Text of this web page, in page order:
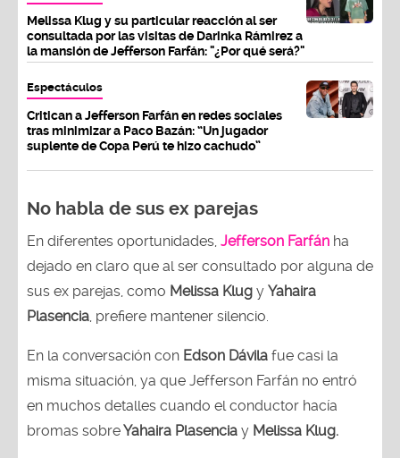
Melissa Klug y su particular reacción al ser
consultada por las visitas de Darinka Rámirez a
la mansión de Jefferson Farfán: "¿Por qué será?"
Espectáculos
Critican a Jefferson Farfán en redes sociales
tras minimizar a Paco Bazán: “Un jugador
suplente de Copa Perú te hizo cachudo”
No habla de sus ex parejas
En diferentes oportunidades, Jefferson Farfán ha
dejado en claro que al ser consultado por alguna de
sus ex parejas, como Melissa Klug y Yahaira
Plasencia , prefiere mantener silencio.
En la conversación con Edson Dávila fue casi la
misma situación, ya que Jefferson Farfán no entró
en muchos detalles cuando el conductor hacía
bromas sobreYahaira Plasencia y Melissa Klug.